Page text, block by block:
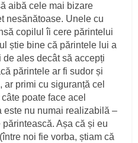
aibă cele mai bizare
nesănătoase. Unele cu
copilul îi cere părintelui
știe bine că părintele lui a
ales decât să accepți
părintele ar fi sudor și
primi cu siguranță cel
poate face acel
este nu numai realizabilă –
Așa că și eu
noi fie vorba, știam că